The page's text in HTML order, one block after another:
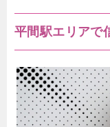
平間駅エリアで